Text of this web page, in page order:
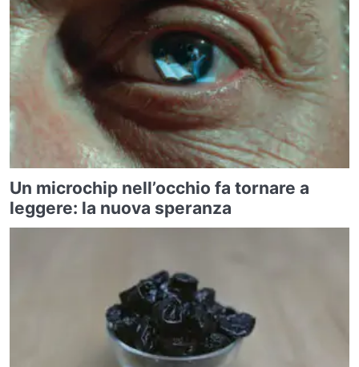
Un microchip nell’occhio fa tornare a
leggere: la nuova speranza